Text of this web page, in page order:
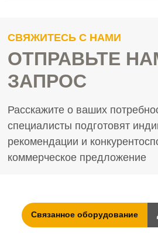
СВЯЖИТЕСЬ С НАМИ
ОТПРАВЬТЕ
ЗАПРОС
Расскажите о ваших
специалисты подготовят
рекомендации и
коммерческое предложение
Связанное оборудование